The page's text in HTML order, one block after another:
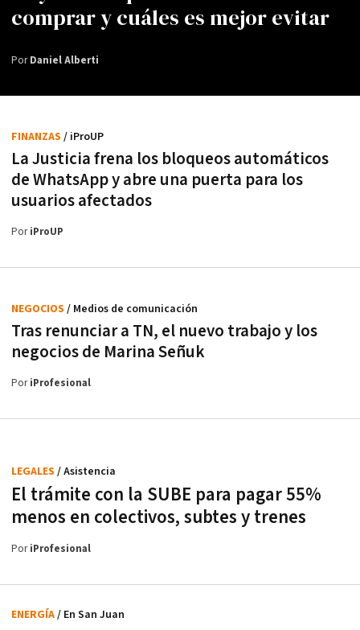
comprar y cuáles es mejor evitar
PorDaniel Alberti
La Justicia frena los bloqueos automáticos
de WhatsApp y abre una puerta para los
usuarios afectados
FINANZAS / iProUP
PoriProUP
Tras renunciar a TN, el nuevo trabajo y los
negocios de Marina Señuk
NEGOCIOS / Medios de comunicación
PoriProfesional
El trámite con la SUBE para pagar 55%
menos en colectivos, subtes y trenes
LEGALES / Asistencia
PoriProfesional
ENERGÍA/ En San Juan